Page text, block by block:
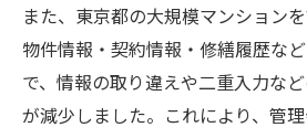
クラウドサービス活用に
ップ法
また、東京都の大規模マンション
物件情報・契約情報・修繕履歴な
で、情報の取り違えや二重入力な
が減少しました。これにより、管